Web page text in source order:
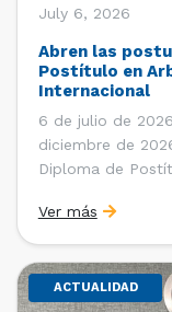
July 6, 2026
Abren las
Postítulo en
Internacional
6 de julio de
diciembre de
Diploma de
Derecho
Universidad de
Ver más
ACTUALIDAD